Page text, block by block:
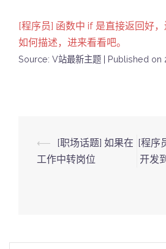
[程序员] 函数中 if 是直接返回好
如何描述，进来看看吧。
Source: V站最新主题 Published on
Post
navigation
⟵
[职场话题] 如果在
工作中转岗位
[程序
开发